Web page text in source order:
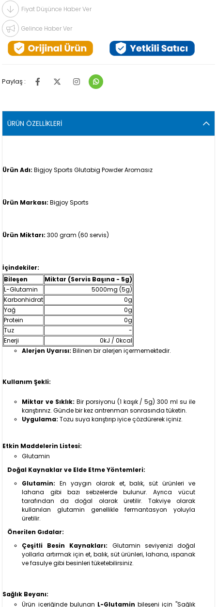
Fiyat Düşünce Haber Ver
Gelince Haber Ver
Paylaş :
ÜRÜN ÖZELLIKLERI
Ürün Adı: Bigjoy Sports Glutabig Powder Aromasız
Ürün Markası: Bigjoy Sports
Ürün Miktarı: 300 gram (60 servis)
İçindekiler:
Bileşen
Miktar (Servis Başına - 5g)
L-Glutamin
5000mg (5g)
Karbonhidrat
0g
Yağ
0g
Protein
0g
Tuz
-
Enerji
0kJ / 0kcal
Alerjen Uyarısı: Bilinen bir alerjen içermemektedir.
Kullanım Şekli:
Miktar ve Sıklık: Bir porsiyonu (1 kaşık / 5g) 300 ml su ile
karıştırınız. Günde bir kez antrenman sonrasında tüketin.
Uygulama: Tozu suya karıştırıp iyice çözdürerek içiniz.
Etkin Maddelerin Listesi:
Glutamin
Doğal Kaynaklar ve Elde Etme Yöntemleri:
Glutamin: En yaygın olarak et, balık, süt ürünleri ve
lahana gibi bazı sebzelerde bulunur. Ayrıca vücut
tarafından da doğal olarak üretilir. Takviye olarak
kullanılan glutamin genellikle fermantasyon yoluyla
üretilir.
Önerilen Gıdalar:
Çeşitli Besin Kaynakları: Glutamin seviyenizi doğal
yollarla artırmak için et, balık, süt ürünleri, lahana, ıspanak
ve fasulye gibi besinleri tüketebilirsiniz.
Sağlık Beyanı:
Ürün içeriğinde bulunan L-Glutamin bileşeni için "Sağlık